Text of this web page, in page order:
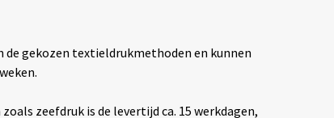
de gekozen textieldrukmethoden en kunnen
zeefdruk is de levertijd ca. 15 werkdagen,